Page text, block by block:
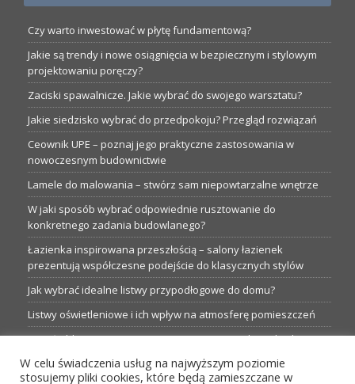
Czy warto inwestować w płytę fundamentową?
Jakie są trendy i nowe osiągnięcia w bezpiecznym i stylowym
projektowaniu poręczy?
Zaciski spawalnicze. Jakie wybrać do swojego warsztatu?
Jakie siedzisko wybrać do przedpokoju? Przegląd rozwiązań
Ceownik UPE – poznaj jego praktyczne zastosowania w
nowoczesnym budownictwie
Lamele do malowania – stwórz sam niepowtarzalne wnętrze
W jaki sposób wybrać odpowiednie rusztowanie do
konkretnego zadania budowlanego?
Łazienka inspirowana przeszłością – salony łazienek
prezentują współczesne podejście do klasycznych stylów
Jak wybrać idealne listwy przypodłogowe do domu?
Listwy oświetleniowe i ich wpływ na atmosferę pomieszczeń
Garaże blaszane: Nieocenione magazyny podczas budowy
Profesjonalne hurtownie dla każdego budowlańca i instalatora
W celu świadczenia usług na najwyższym poziomie
stosujemy pliki cookies, które będą zamieszczane w